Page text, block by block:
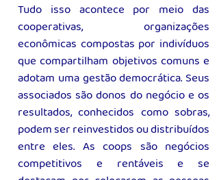
Tudo isso acontece por meio das
cooperativas, organizações
econômicas compostas por indivíduos
que compartilham objetivos comuns e
adotam uma gestão democrática. Seus
associados são donos do negócio e os
resultados, conhecidos como sobras,
podem ser reinvestidos ou distribuídos
entre eles. As coops são negócios
competitivos e rentáveis e se